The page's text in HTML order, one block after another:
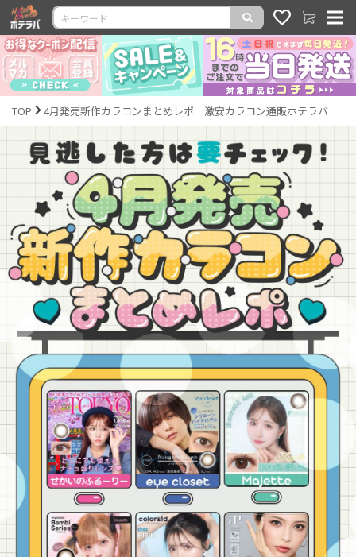
TOP 4月発売新作カラコンまとめレポ｜激安カラコン通販ホテラバ